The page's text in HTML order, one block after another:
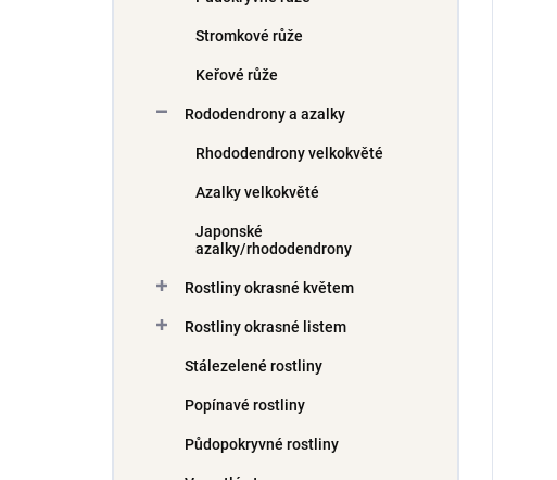
Stromkové růže
Keřové růže
Rododendrony a azalky
Rhododendrony velkokvěté
Azalky velkokvěté
Japonské
azalky/rhododendrony
Rostliny okrasné květem
Rostliny okrasné listem
Stálezelené rostliny
Popínavé rostliny
Půdopokryvné rostliny